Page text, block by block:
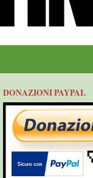
DONAZIONI PAYPAL